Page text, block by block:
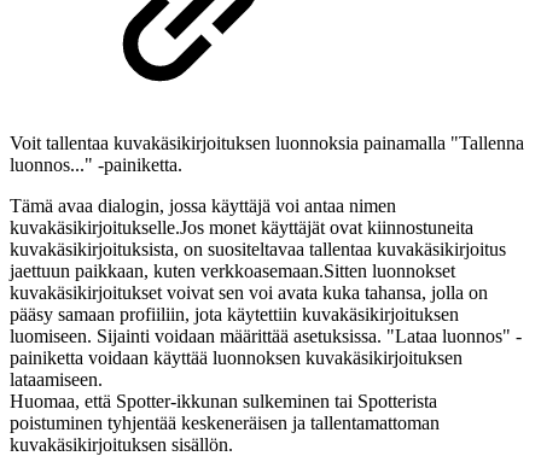
Voit tallentaa kuvakäsikirjoituksen luonnoksia painamalla "Tallenna
luonnos..." -painiketta.
Tämä avaa dialogin, jossa käyttäjä voi antaa nimen
kuvakäsikirjoitukselle.Jos monet käyttäjät ovat kiinnostuneita
kuvakäsikirjoituksista, on suositeltavaa tallentaa kuvakäsikirjoitus
jaettuun paikkaan, kuten verkkoasemaan.Sitten luonnokset
kuvakäsikirjoitukset voivat sen voi avata kuka tahansa, jolla on
pääsy samaan profiiliin, jota käytettiin kuvakäsikirjoituksen
luomiseen. Sijainti voidaan määrittää asetuksissa. "Lataa luonnos" -
painiketta voidaan käyttää luonnoksen kuvakäsikirjoituksen
lataamiseen.
Huomaa, että Spotter-ikkunan sulkeminen tai Spotterista
poistuminen tyhjentää keskeneräisen ja tallentamattoman
kuvakäsikirjoituksen sisällön.